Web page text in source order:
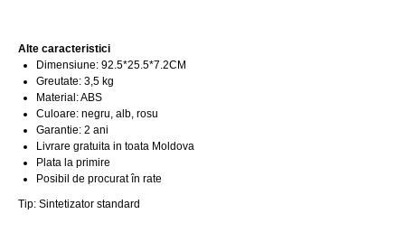
Alte caracteristici
Dimensiune: 92.5*25.5*7.2CM
Greutate: 3,5 kg
Material: ABS
Culoare: negru, alb, rosu
Garantie: 2 ani
Livrare gratuita in toata Moldova
Plata la primire
Posibil de procurat în rate
Tip: Sintetizator standard